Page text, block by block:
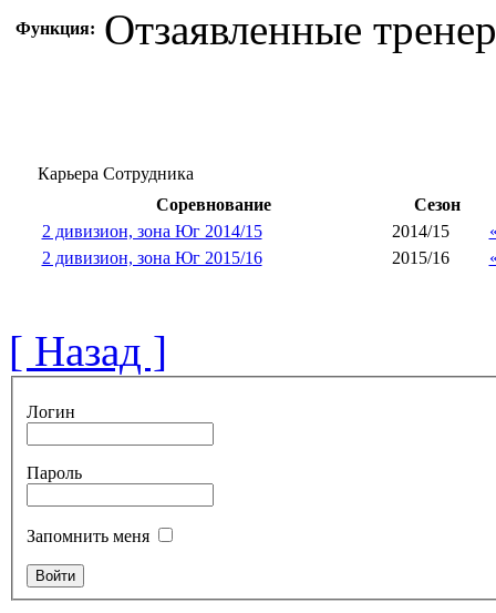
Функция: Отзаявленные
Карьера Сотрудника
Соревнование
Сезон
2 дивизион, зона Юг 2014/15
2014/15
2 дивизион, зона Юг 2015/16
2015/16
[ Назад ]
Логин
Пароль
Запомнить меня